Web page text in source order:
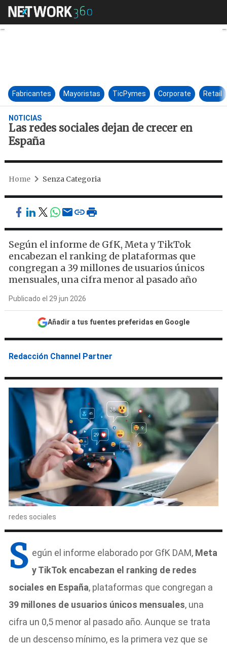
Las redes sociales dejan de
Fabricantes Mayoristas TicPymes Corporate Retail
NOTICIAS
Las redes sociales dejan de crecer en
España
Home Senza Categoria
Según el informe de GfK, Meta y TikTok
encabezan el ranking de plataformas que
congregan a 39 millones de usuarios únicos
mensuales, una cifra menor al pasado año
Publicado el 29 jun 2026
Añadir a tus fuentes preferidas en Google
Redacción Channel Partner
redes sociales
S egún el informe elaborado por GfK DAM, Meta
y TikTok encabezan el ranking de redes
sociales en España, plataformas que congregan a
39 millones de usuarios únicos mensuales, una
cifra un 0,5 menor al pasado año. Aunque se trata
de un descenso mínimo, es la primera vez que se